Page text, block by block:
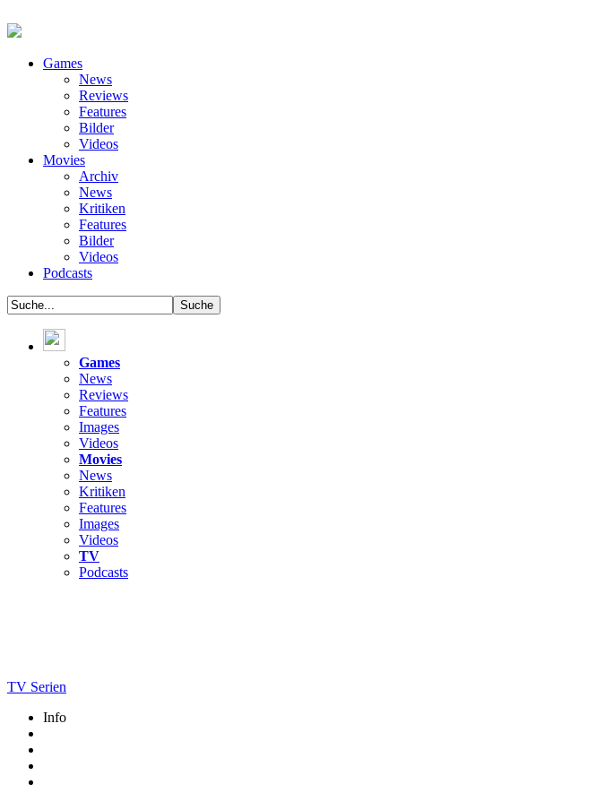
Games
News
Reviews
Features
Bilder
Videos
Movies
Archiv
News
Kritiken
Features
Bilder
Videos
Podcasts
Games
News
Reviews
Features
Images
Videos
Movies
News
Kritiken
Features
Images
Videos
TV
Podcasts
TV Serien
Info